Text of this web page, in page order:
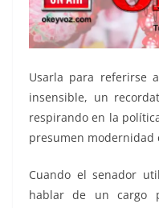
Usarla para referirse
insensible, un
respirando en la
presumen modernidad
Cuando el senador
hablar de un cargo